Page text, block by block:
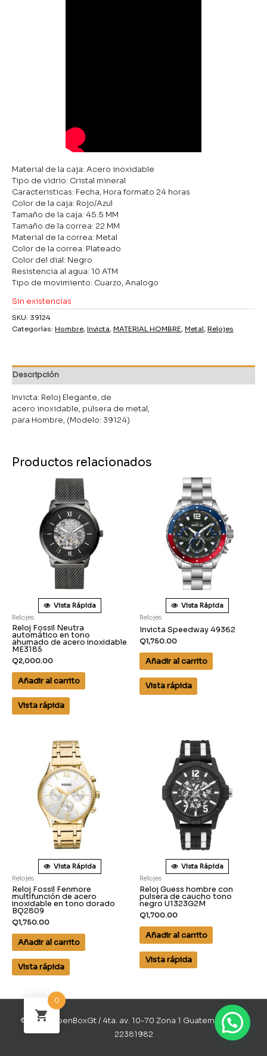
Material de la caja: Acero inoxidable
Tipo de vidrio: Cristal mineral
Caracteristicas: Fecha, Hora formato 24 horas
Color de la caja: Rojo/Azul
Tamaño de la caja: 45.5 MM
Tamaño de la correa: 22 MM
Material de la correa: Metal
Color de la correa: Plateado
Color del dial: Negro
Resistencia al agua: 10 ATM
Tipo de movimiento: Cuarzo, Analogo
Sin existencias
SKU: 39124
Categorías: Hombre, Invicta, MATERIAL HOMBRE, Metal, Relojes
Descripción
Invicta: Reloj Elegante, de
acero inoxidable, pulsera de metal,
para Hombre, (Modelo: 39124)
Productos relacionados
Vista Rápida
Relojes
Reloj Fossil Neutra
automático en tono
ahumado de acero inoxidable
ME3185
Q2,000.00
Añadir al carrito
Vista rápida
Vista Rápida
Relojes
Invicta Speedway 49362
Q1,750.00
Añadir al carrito
Vista rápida
Vista Rápida
Relojes
Reloj Fossil Fenmore
multifunción de acero
inoxidable en tono dorado
BQ2809
Q1,750.00
Añadir al carrito
Vista rápida
Vista Rápida
Relojes
Reloj Guess hombre con
pulsera de caucho tono
negro U1323G2M
Q1,700.00
Añadir al carrito
Vista rápida
© 2026 OpenBoxGt / 4ta. av. 10-70 Zona 1 Guatemala / 502
22381982
0